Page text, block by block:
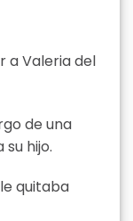
a Valeria del
de una
hijo.
quitaba